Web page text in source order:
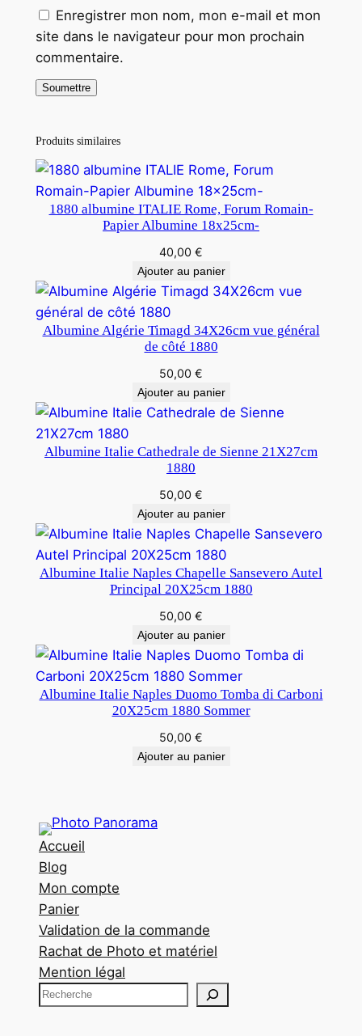
Enregistrer mon nom, mon e-mail et mon
site dans le navigateur pour mon prochain
commentaire.
Produits similaires
1880 albumine ITALIE Rome, Forum Romain-
Papier Albumine 18x25cm-
40,00 €
Ajouter au panier
Albumine Algérie Timagd 34X26cm vue général
de côté 1880
50,00 €
Ajouter au panier
Albumine Italie Cathedrale de Sienne 21X27cm
1880
50,00 €
Ajouter au panier
Albumine Italie Naples Chapelle Sansevero Autel
Principal 20X25cm 1880
50,00 €
Ajouter au panier
Albumine Italie Naples Duomo Tomba di Carboni
20X25cm 1880 Sommer
50,00 €
Ajouter au panier
Accueil
Blog
Mon compte
Panier
Validation de la commande
Rachat de Photo et matériel
Mention légal
R